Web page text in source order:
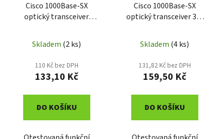
Cisco 1000Base-SX
optický transceiver
Skladem (2 ks)
110 Kč bez DPH
133,10 Kč
DO KOŠÍKU
Cisco 1000Base-SX
optický transceiver 30-
Skladem (4 ks)
131,82 Kč bez DPH
159,50 Kč
DO KOŠÍKU